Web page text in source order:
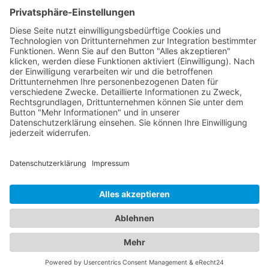
Kontaktinformationen: Stellen Sie sicher, dass Sie
dem Abschleppdienst Ihre vollständigen
Kontaktdaten zur Verfügung stellen, einschließlich
Name, Telefonnummer und gegebenenfalls E-
Mail-Adresse. Indem Sie dem Abschleppdienst alle
erforderlichen Informationen zur Verfügung
stellen, können sie den Transport effizienter und
reibungsloser organisieren.
Alles unter einem Dach:
Abschleppdiensten und Hotels
in einem Branchenportal
In unserem umfassenden Branchenportal finden
Sie nicht nur alle Informationen rund um
zuverlässige Abschleppdienste, sondern auch
detaillierte Einblicke in erstklassige Hotels. Wir
bieten Ihnen eine vielseitige Plattform, um sowohl